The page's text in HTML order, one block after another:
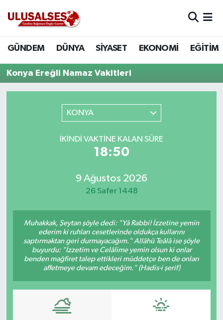
GÜNDEM DÜNYA SİYASET EKONOMİ EĞİTİM
Konya Ereğli Namaz Vakitleri
KONYA
İKINDI VAKTINE KALAN SÜRE
18:50
9 Ağustos 2026
26 Safer 1448
Muhakkak, Şeytan şöyle dedi: "Yâ Rabbi! İzzetine yemin
ederim ki ruhları cesetlerinde oldukça kullarını
saptırmaktan geri durmayacağım." Allâhü Teâlâ ise şöyle
buyurdu: "İzzetim ve Celâlime yemin olsun ki onlar
benden mağfiret talep ettikleri müddetçe ben de onları
affetmeye devam edeceğim." (Hadis-i şerif)
DÜNYA
EKONOMİ
Trafik Durumu
Tüm Manşetler
Son Dakika Haberleri